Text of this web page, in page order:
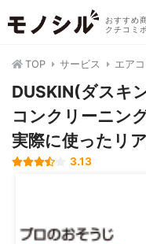
おすすめ
クチコミ
TOP サービス エア
DUSKIN(ダスキ
コンクリーニン
実際に使ったリ
3.13